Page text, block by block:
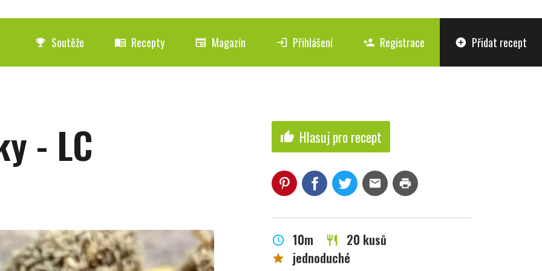
emoji_events Soutěže menu_book Recepty newspaper Magazín login Přihlášení person_add Registrace add_circle Přidat recept
- LC thumb_up Hlasuj pro recept
mail print
schedule 10m restaurant 20 kusů
star jednoduché